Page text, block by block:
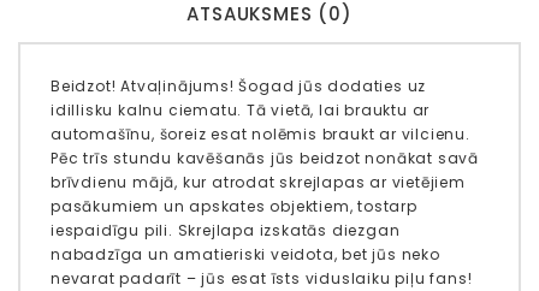
ATSAUKSMES (0)
Beidzot! Atvaļinājums! Šogad jūs dodaties uz
idillisku kalnu ciematu. Tā vietā, lai brauktu ar
automašīnu, šoreiz esat nolēmis braukt ar vilcienu.
Pēc trīs stundu kavēšanās jūs beidzot nonākat savā
brīvdienu mājā, kur atrodat skrejlapas ar vietējiem
pasākumiem un apskates objektiem, tostarp
iespaidīgu pili. Skrejlapa izskatās diezgan
nabadzīga un amatieriski veidota, bet jūs neko
nevarat padarīt – jūs esat īsts viduslaiku piļu fans!